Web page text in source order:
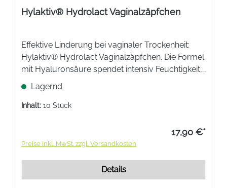
Hylaktiv® Hydrolact Vaginalzäpfchen
Effektive Linderung bei vaginaler Trockenheit:
Hylaktiv® Hydrolact Vaginalzäpfchen. Die Formel
mit Hyaluronsäure spendet intensiv Feuchtigkeit,
während Milchsäure den natürlichen pH-Wert
reguliert und die Vaginalflora stärkt. Für
Regeneration und Schutz.
Lagernd
Inhalt: 10 Stück
17,90 €*
Preise inkl. MwSt. zzgl. Versandkosten
Details